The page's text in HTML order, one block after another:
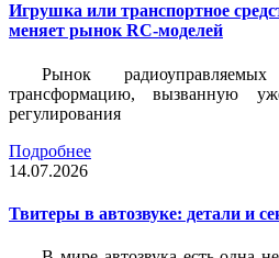
Игрушка или транспортное
меняет рынок RC-моделей
Рынок
трансформацию, вызванную
регулирования
Подробнее
14.07.2026
Твитеры в автозвуке: детали и